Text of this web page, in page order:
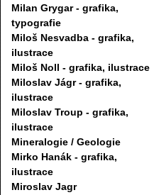
Milan Grygar - grafika,
typografie
Miloš Nesvadba - grafika,
ilustrace
Miloš Noll - grafika, ilustrace
Miloslav Jágr - grafika,
ilustrace
Miloslav Troup - grafika,
ilustrace
Mineralogie / Geologie
Mirko Hanák - grafika,
ilustrace
Miroslav Jagr